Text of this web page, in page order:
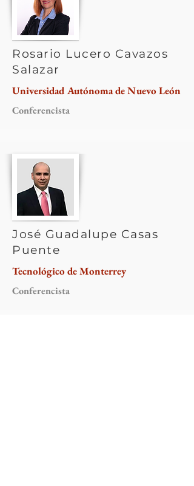
Rosario Lucero Cavazos
Salazar
Universidad Autónoma de Nuevo León
Conferencista
José Guadalupe Casas
Puente
Tecnológico de Monterrey
Conferencista